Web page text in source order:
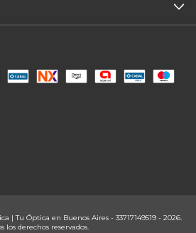
Tu Óptica en Buenos Aires - 33717149519 - 2026.
los derechos reservados.